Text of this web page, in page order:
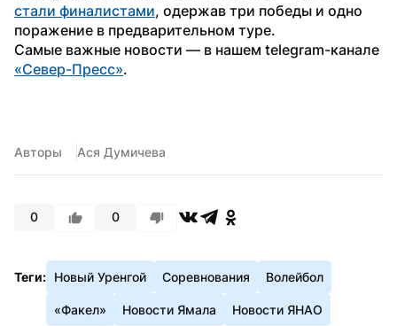
стали финалистами, одержав три победы и одно
поражение в предварительном туре.
«Север-Пресс».
Авторы Ася Думичева
0 0
Теги: Новый Уренгой Соревнования Волейбол
«Факел» Новости Ямала Новости ЯНАО